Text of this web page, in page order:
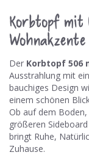
Korbtopf
Wohnakzente
Der Korbtopf 506
Ausstrahlung mit
bauchiges Design
einem schönen
Ob auf dem
größeren
bringt Ruhe,
Zuhause.